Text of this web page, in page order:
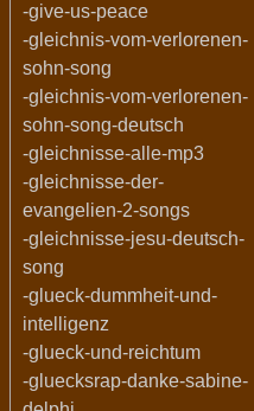
-give-us-peace
-gleichnis-vom-verlorenen-
sohn-song
-gleichnis-vom-verlorenen-
sohn-song-deutsch
-gleichnisse-alle-mp3
-gleichnisse-der-
evangelien-2-songs
-gleichnisse-jesu-deutsch-
song
-glueck-dummheit-und-
intelligenz
-glueck-und-reichtum
-gluecksrap-danke-sabine-